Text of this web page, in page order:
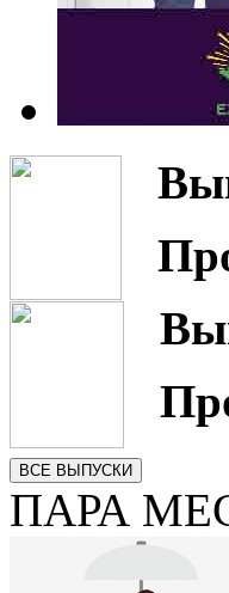
ВСЕ ВЫПУСКИ
ПАРА